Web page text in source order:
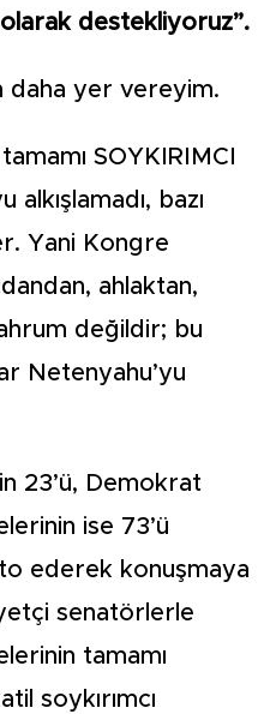
destekliyoruz”.
daha yer vereyim.
SOYKIRIMCI
alkışlamadı, bazı
Yani Kongre
ahlaktan,
değildir; bu
Netenyahu’yu
23’ü, Demokrat
ise 73’ü
ederek konuşmaya
senatörlerle
tamamı
soykırımcı